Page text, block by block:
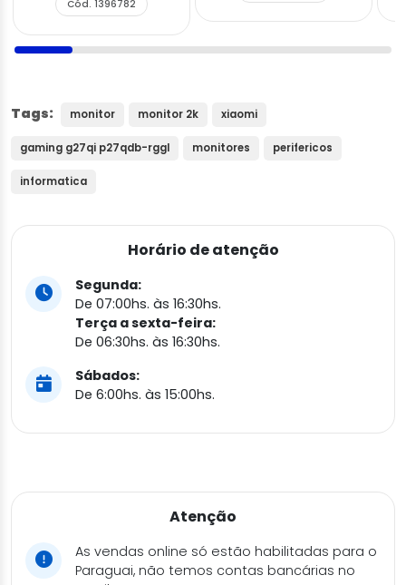
Cód. 1396782
Tags: monitor monitor 2k xiaomi
gaming g27qi p27qdb-rggl monitores perifericos
informatica
Horário de atenção
Segunda:
De 07:00hs. às 16:30hs.
Terça a sexta-feira:
De 06:30hs. às 16:30hs.
Sábados:
De 6:00hs. às 15:00hs.
Atenção
As vendas online só estão habilitadas para o
Paraguai, não temos contas bancárias no